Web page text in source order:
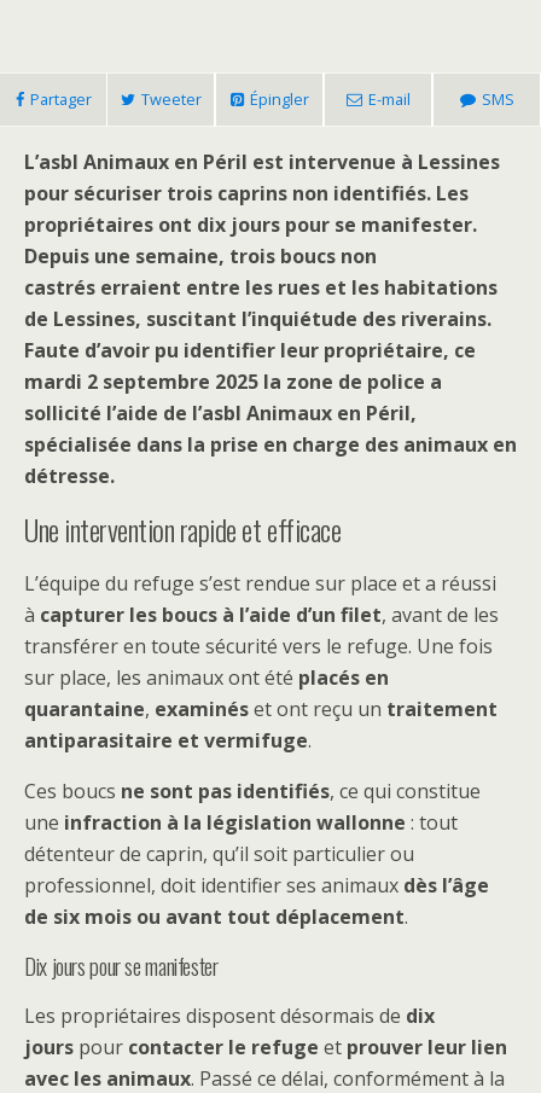
Partager Tweeter Épingler E-mail SMS
L’asbl Animaux en Péril est intervenue à Lessines
pour sécuriser trois caprins non identifiés. Les
propriétaires ont dix jours pour se manifester.
Depuis une semaine, trois boucs non
castrés erraient entre les rues et les habitations
de Lessines, suscitant l’inquiétude des riverains.
Faute d’avoir pu identifier leur propriétaire, ce
mardi 2 septembre 2025 la zone de police a
sollicité l’aide de l’asbl Animaux en Péril,
spécialisée dans la prise en charge des animaux en
détresse.
Une intervention rapide et efficace
L’équipe du refuge s’est rendue sur place et a réussi
à capturer les boucs à l’aide d’un filet, avant de les
transférer en toute sécurité vers le refuge. Une fois
sur place, les animaux ont été placés en
quarantaine, examinéset ont reçu un traitement
antiparasitaire et vermifuge.
Ces boucs ne sont pas identifiés, ce qui constitue
une infraction à la législation wallonne : tout
détenteur de caprin, qu’il soit particulier ou
professionnel, doit identifier ses animaux dès l’âge
de six mois ou avant tout déplacement.
Dix jours pour se manifester
Les propriétaires disposent désormais de dix
jours pour contacter le refuge et prouver leur lien
avec les animaux. Passé ce délai, conformément à la